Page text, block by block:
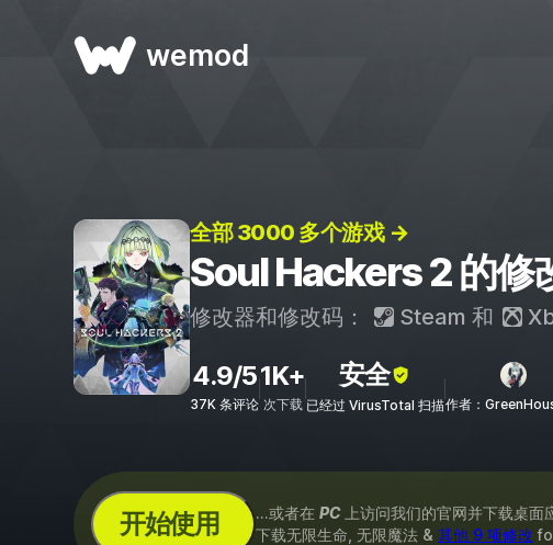
wemod
全部 3000 多个游戏 →
Soul Hackers 2 的修
修改器和修改码： Steam 和
4.9/5
37K 条评论
1K+
次下载
安全
已经过 VirusTotal 扫描作者：
开始使用 ...或者在 PC上访问我们的官网并下载桌面
下载无限生命, 无限魔法 & 其他 9 项修改